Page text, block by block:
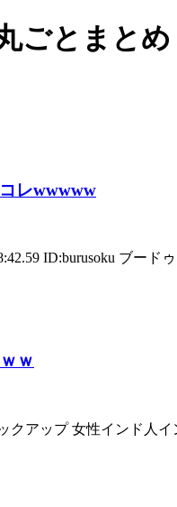
ごとまとめ
レwwwww
ID:burusoku ブード
ｗ
ックアップ 女性インド